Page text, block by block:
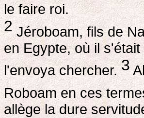
le faire roi.
2Jéroboam, fils de
en Egypte, où il
l'envoya chercher.3
Roboam en ces
allège la dure